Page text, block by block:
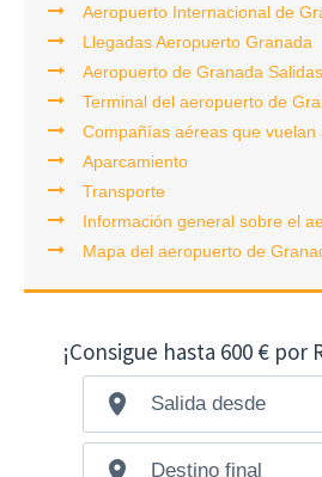
Aeropuerto Internacional de
Llegadas Aeropuerto Granada
Aeropuerto de Granada Salidas
Terminal del aeropuerto de
Compañías aéreas que vuelan
Aparcamiento
Transporte
Información general sobre el
Mapa del aeropuerto de